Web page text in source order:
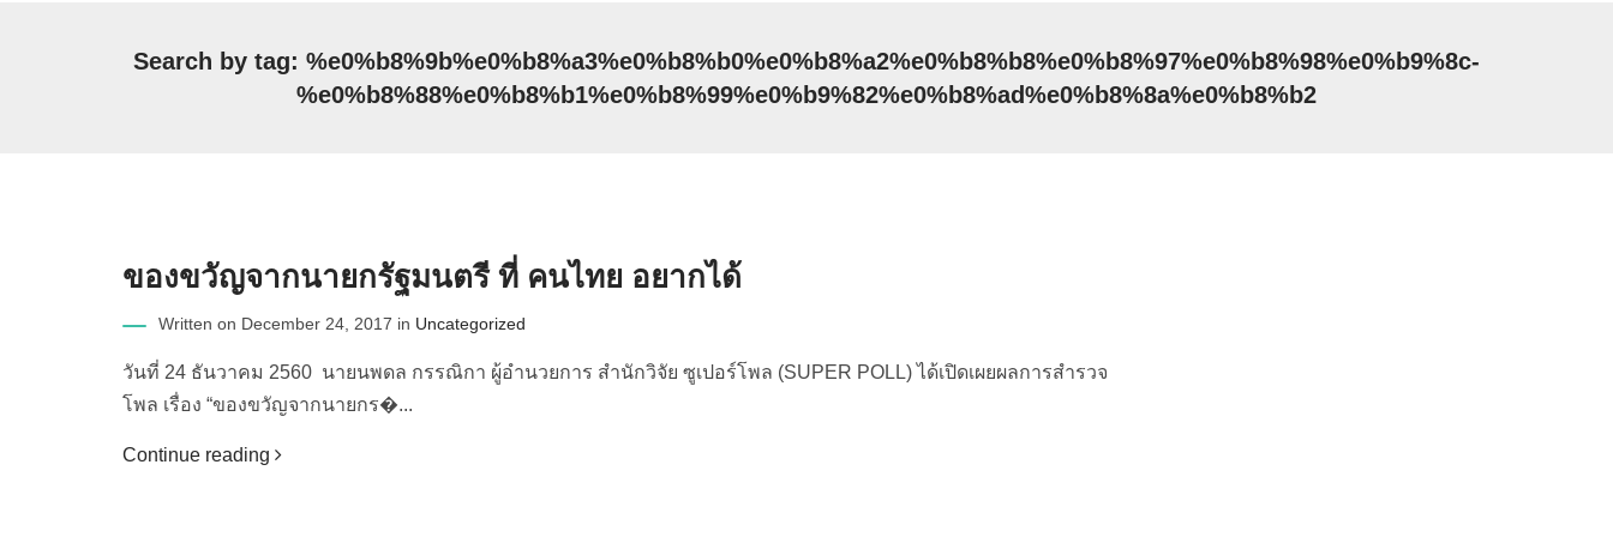
Search by tag: %e0%b8%9b%e0%b8%a3%e0%b8%b0%e0%b8%a2%e0%b8%b8%e0%b8%97%e0%b8%98%e0%b9%8c-
%e0%b8%88%e0%b8%b1%e0%b8%99%e0%b9%82%e0%b8%ad%e0%b8%8a%e0%b8%b2
ของขวัญจากนายกรัฐมนตรี ที่ คนไทย อยากได้
Written on December 24, 2017 in Uncategorized
วันที่ 24 ธันวาคม 2560 นายนพดล กรรณิกา ผู้อำนวยการ สำนักวิจัย ซูเปอร์โพล (SUPER POLL) ได้เปิดเผยผลการสำรวจ
โพล เรื่อง “ของขวัญจากนายกร�...
Continue reading